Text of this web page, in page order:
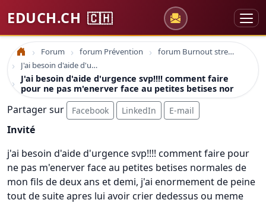
EDUCH.CH 🇨🇭
Accueil Forum forum Prévention
forum Burnout stress et dépression
J'ai besoin d'aide d'urgence svp!!!! comment faire pour ne pas m'enerver face au petites betises nor
J'ai besoin d'aide d'urgence svp!!!! comment faire
pour ne pas m'enerver face au petites betises nor
Partager sur Facebook LinkedIn E-mail
Invité
j'ai besoin d'aide d'urgence svp!!!! comment faire pour
ne pas m'enerver face au petites betises normales de
mon fils de deux ans et demi, j'ai enormement de peine
tout de suite apres lui avoir crier dedessus ou meme